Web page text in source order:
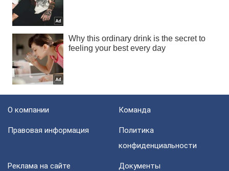
О компании Команда
Правовая информация
Политика
конфиденциальности
Реклама на сайте Документы